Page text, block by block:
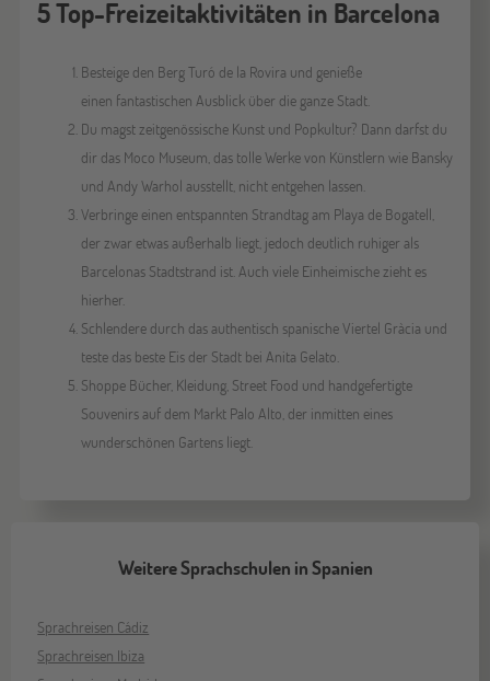
5 Top-Freizeitaktivitäten in Barcelona
Besteige den Berg Turó de la Rovira und genieße
einen fantastischen Ausblick über die ganze Stadt.
Du magst zeitgenössische Kunst und Popkultur? Dann darfst du
dir das Moco Museum, das tolle Werke von Künstlern wie Bansky
und Andy Warhol ausstellt, nicht entgehen lassen.
Verbringe einen entspannten Strandtag am Playa de Bogatell,
der zwar etwas außerhalb liegt, jedoch deutlich ruhiger als
Barcelonas Stadtstrand ist. Auch viele Einheimische zieht es
hierher.
Schlendere durch das authentisch spanische Viertel Gràcia und
teste das beste Eis der Stadt bei Anita Gelato.
Shoppe Bücher, Kleidung, Street Food und handgefertigte
Souvenirs auf dem Markt Palo Alto, der inmitten eines
wunderschönen Gartens liegt.
Weitere Sprachschulen in Spanien
Sprachreisen Cádiz
Sprachreisen Ibiza